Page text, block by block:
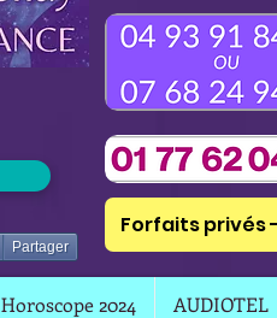
Partager
Forfaits privés -
2024 AUDIOTEL